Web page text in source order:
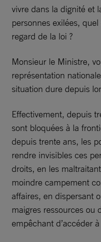
vivre dans la dignité et
personnes exilées,
regard de la loi ?
Monsieur le Ministre,
représentation
situation dure depuis
Effectivement, depuis
sont bloquées à la
depuis trente ans, les
rendre invisibles ces
droits, en les
moindre campement
affaires, en dispersant
maigres ressources ou
empêchant d’accéder